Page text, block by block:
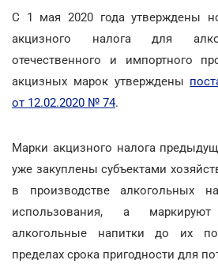
С 1 мая 2020 года утверждены
акцизного налога для
отечественного и импортного
акцизных марок утверждены
от 12.02.2020 № 74.
Марки акцизного налога
уже закуплены субъектами
в производстве алкогольных
использования, а
алкогольные напитки до их
пределах срока пригодности для